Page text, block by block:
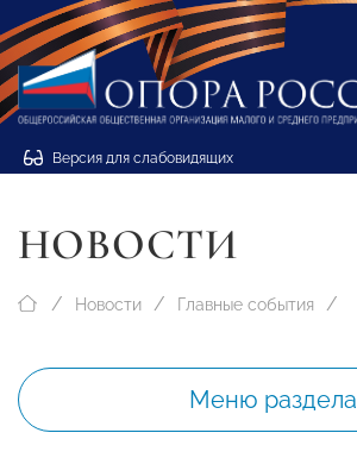
Версия для слабовидящих
НОВОСТИ
Новости Главные события
Меню раздела